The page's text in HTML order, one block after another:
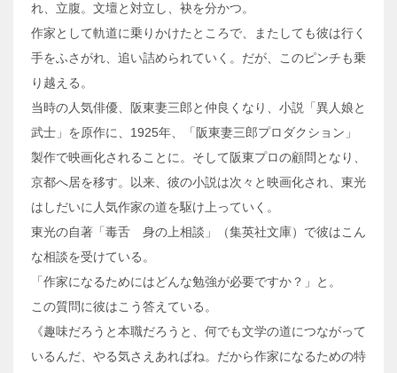
れ、立腹。文壇と対立し、袂を分かつ。
作家として軌道に乗りかけたところで、またしても彼は行く
手をふさがれ、追い詰められていく。だが、このピンチも乗
り越える。
当時の人気俳優、阪東妻三郎と仲良くなり、小説「異人娘と
武士」を原作に、1925年、「阪東妻三郎プロダクション」
製作で映画化されることに。そして阪東プロの顧問となり、
京都へ居を移す。以来、彼の小説は次々と映画化され、東光
はしだいに人気作家の道を駆け上っていく。
東光の自著「毒舌 身の上相談」（集英社文庫）で彼はこん
な相談を受けている。
「作家になるためにはどんな勉強が必要ですか？」と。
この質問に彼はこう答えている。
《趣味だろうと本職だろうと、何でも文学の道につながって
いるんだ、やる気さえあればね。だから作家になるための特